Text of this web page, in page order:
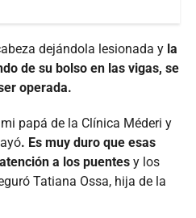
dejándola lesionada y la
de su bolso en las vigas, se
operada.
papá de la Clínica Méderi y
. Es muy duro que esas
a los puentes y los
Tatiana Ossa, hija de la